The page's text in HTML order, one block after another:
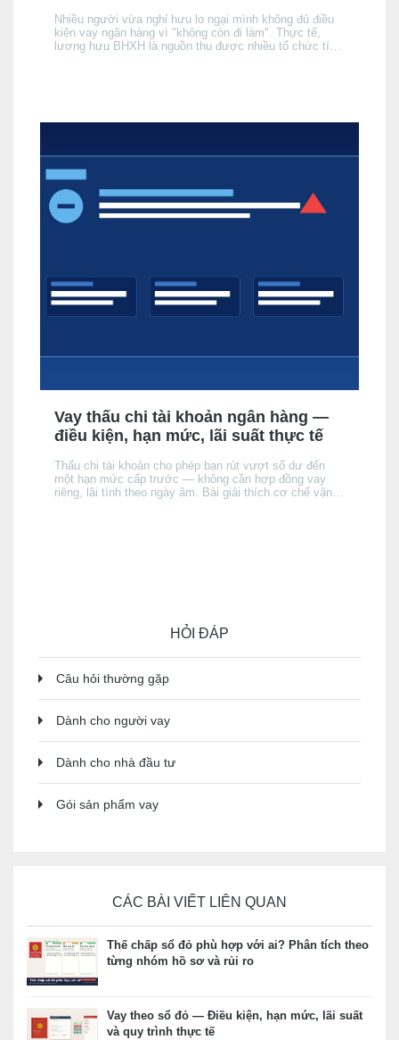
Nhiều người vừa nghỉ hưu lo ngại mình không đủ điều
kiện vay ngân hàng vì "không còn đi làm". Thực tế,
lương hưu BHXH là nguồn thu được nhiều tổ chức tín
Vay thấu chi tài khoản ngân hàng —
điều kiện, hạn mức, lãi suất thực tế
Thấu chi tài khoản cho phép bạn rút vượt số dư đến
một hạn mức cấp trước — không cần hợp đồng vay
riêng, lãi tính theo ngày âm. Bài giải thích cơ chế vận
HỎI ĐÁP
Câu hỏi thường gặp
Dành cho người vay
Dành cho nhà đầu tư
Gói sản phẩm vay
CÁC BÀI VIẾT LIÊN QUAN
Thế chấp sổ đỏ phù hợp với ai? Phân tích theo
từng nhóm hồ sơ và rủi ro
Vay theo sổ đỏ — Điều kiện, hạn mức, lãi suất
và quy trình thực tế